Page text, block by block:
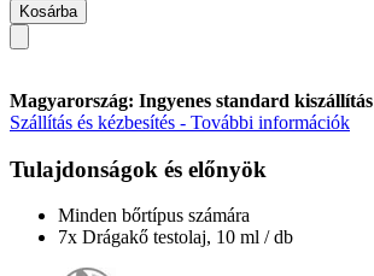
Kosárba
Magyarország: Ingyenes standard kiszállítás
Szállítás és kézbesítés - További információk
Tulajdonságok és előnyök
Minden bőrtípus számára
7x Drágakő testolaj, 10 ml / db